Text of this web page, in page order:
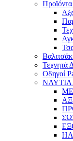
Τεχνητά
Οδηγοί